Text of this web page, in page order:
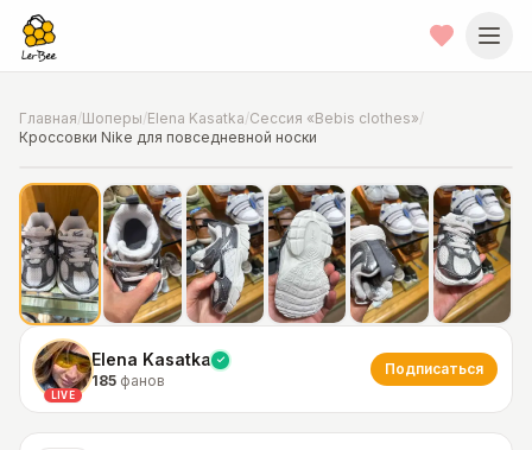
Главная/Шоперы/Elena Kasatka/Сессия «Bebis clothes»/
Кроссовки Nike для повседневной носки
Фото от шопера·Texas
LIVE
Elena Kasatka
185 фанов
Подписаться